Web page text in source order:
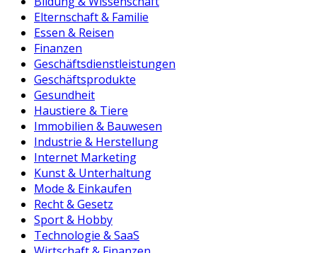
Elternschaft & Familie
Essen & Reisen
Finanzen
Geschäftsdienstleistungen
Geschäftsprodukte
Gesundheit
Haustiere & Tiere
Immobilien & Bauwesen
Industrie & Herstellung
Internet Marketing
Kunst & Unterhaltung
Mode & Einkaufen
Recht & Gesetz
Sport & Hobby
Technologie & SaaS